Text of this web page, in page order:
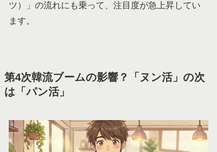
ツ）」の流れにも乗って、注目度が急上昇してい
ます。
第4次韓流ブームの影響？「ヌン活」の次
は「パン活」